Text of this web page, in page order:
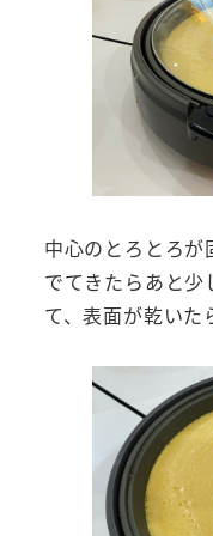
中心のとろとろ
でてきたらあと
て、表面が乾いた